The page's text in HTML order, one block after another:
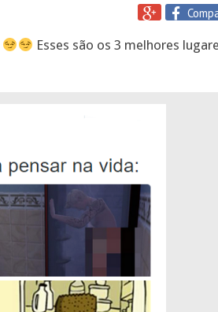
Esses são os 3 melhores